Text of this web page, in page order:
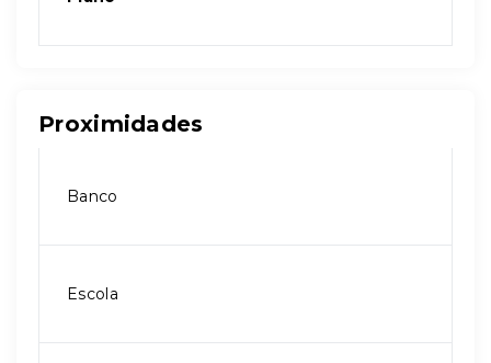
Proximidades
Banco
Escola